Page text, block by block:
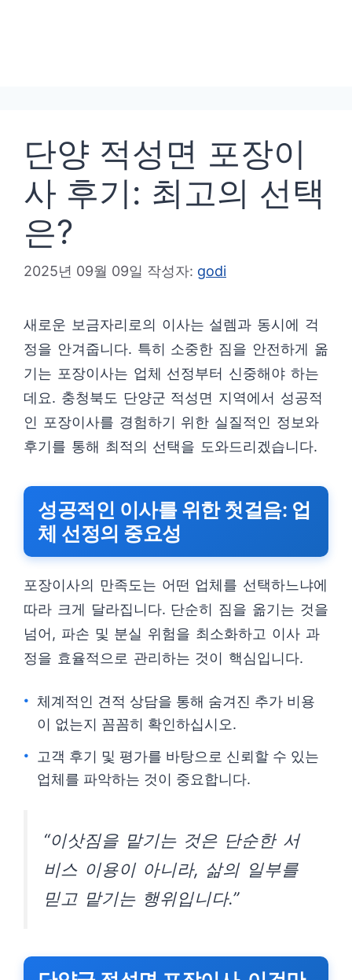
단양 적성면 포장이
사 후기: 최고의 선택
은?
2025년 09월 09일 작성자: godi
새로운 보금자리로의 이사는 설렘과 동시에 걱
정을 안겨줍니다. 특히 소중한 짐을 안전하게 옮
기는 포장이사는 업체 선정부터 신중해야 하는
데요. 충청북도 단양군 적성면 지역에서 성공적
인 포장이사를 경험하기 위한 실질적인 정보와
후기를 통해 최적의 선택을 도와드리겠습니다.
성공적인 이사를 위한 첫걸음: 업
체 선정의 중요성
포장이사의 만족도는 어떤 업체를 선택하느냐에
따라 크게 달라집니다. 단순히 짐을 옮기는 것을
넘어, 파손 및 분실 위험을 최소화하고 이사 과
정을 효율적으로 관리하는 것이 핵심입니다.
체계적인 견적 상담을 통해 숨겨진 추가 비용
이 없는지 꼼꼼히 확인하십시오.
고객 후기 및 평가를 바탕으로 신뢰할 수 있는
업체를 파악하는 것이 중요합니다.
“이삿짐을 맡기는 것은 단순한 서
비스 이용이 아니라, 삶의 일부를
믿고 맡기는 행위입니다.”